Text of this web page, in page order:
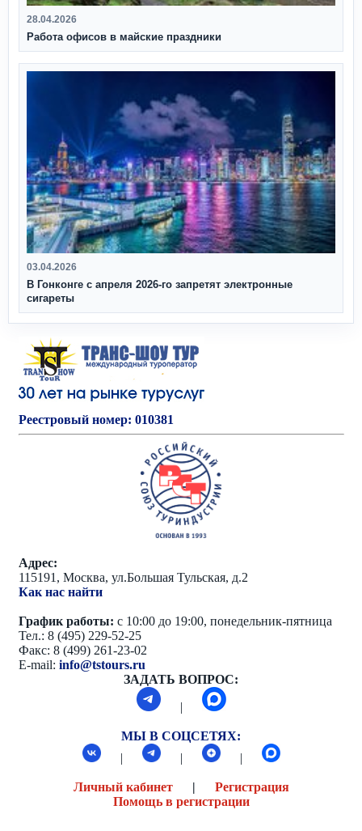
28.04.2026
Работа офисов в майские праздники
03.04.2026
В Гонконге с апреля 2026‑го запретят электронные
сигареты
Реестровый номер: 010381
Адрес:
115191, Москва, ул.Большая Тульская, д.2
Как нас найти
График работы: с 10:00 до 19:00, понедельник-пятница
Тел.: 8 (495) 229-52-25
Факс: 8 (499) 261-23-02
E-mail: info@tstours.ru
ЗАДАТЬ ВОПРОС:
|
МЫ В СОЦСЕТЯХ:
|
| |
Личный кабинет| Регистрация
Помощь в регистрации